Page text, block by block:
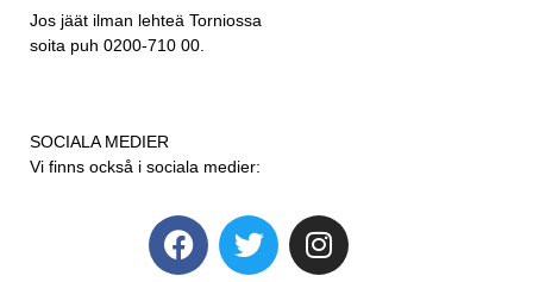
Jos jäät ilman lehteä Torniossa
soita puh 0200-710 00.
SOCIALA MEDIER
Vi finns också i sociala medier: